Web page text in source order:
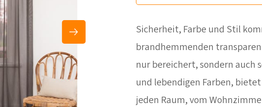
Sicherheit, Farbe und Stil
brandhemmenden
nur bereichert, sondern auch
und lebendigen Farben,
jeden Raum, vom